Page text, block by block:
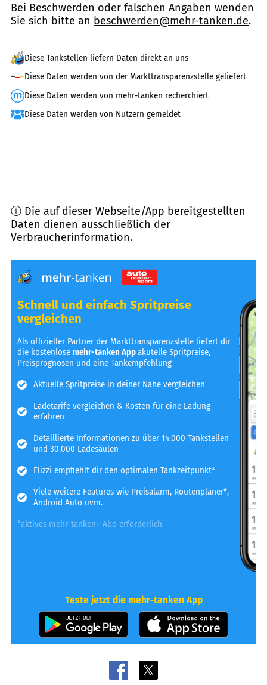
Bei Beschwerden oder falschen Angaben wenden
Sie sich bitte an beschwerden@mehr-tanken.de.
Diese Tankstellen liefern Daten direkt an uns
Diese Daten werden von der Markttransparenzstelle geliefert
Diese Daten werden von mehr-tanken recherchiert
Diese Daten werden von Nutzern gemeldet
ⓘ Die auf dieser Webseite/App bereitgestellten
Daten dienen ausschließlich der
Verbraucherinformation.
Schnell und einfach Spritpreise
vergleichen
Als offizieller Partner der Markttransparenzstelle liefert dir
die kostenlosemehr-tanken Appakutelle Spritpreise,
Preisprognosen und eine Tankempfehlung
Aktuelle Spritpreise in deiner Nähe vergleichen
Ladetarife vergleichen & Kosten für eine Ladung
erfahren
Detaillierte Informationen zu über 14.000 Tankstellen
und 30.000 Ladesäulen
Flizzi empfiehlt dir den optimalen Tankzeitpunkt*
Viele weitere Features wie Preisalarm, Routenplaner*,
Android Auto uvm.
*aktives mehr-tanken+ Abo erforderlich
Teste jetzt die mehr-tanken App